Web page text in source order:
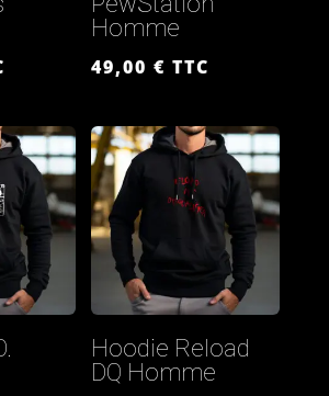
Homme
49,00€ TTC
Hoodie Reload
DQ Homme